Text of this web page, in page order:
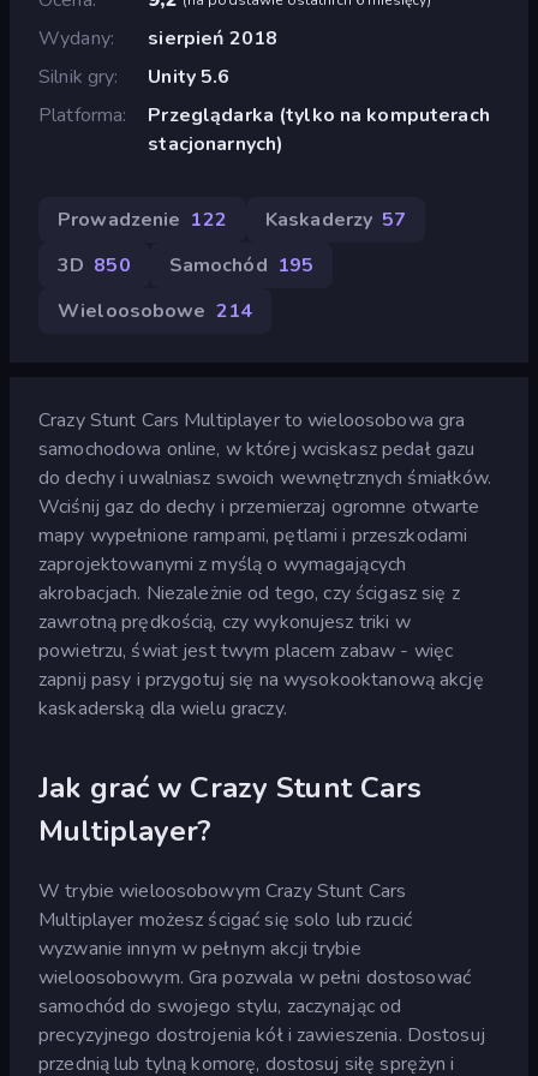
Wydany
sierpień 2018
Silnik gry
Unity 5.6
Platforma
Przeglądarka (tylko na komputerach
stacjonarnych)
Prowadzenie 122 Kaskaderzy 57
3D 850 Samochód 195
Wieloosobowe 214
Crazy Stunt Cars Multiplayer to wieloosobowa gra
samochodowa online, w której wciskasz pedał gazu
do dechy i uwalniasz swoich wewnętrznych śmiałków.
Wciśnij gaz do dechy i przemierzaj ogromne otwarte
mapy wypełnione rampami, pętlami i przeszkodami
zaprojektowanymi z myślą o wymagających
akrobacjach. Niezależnie od tego, czy ścigasz się z
zawrotną prędkością, czy wykonujesz triki w
powietrzu, świat jest twym placem zabaw - więc
zapnij pasy i przygotuj się na wysokooktanową akcję
kaskaderską dla wielu graczy.
Jak grać w Crazy Stunt Cars
Multiplayer?
W trybie wieloosobowym Crazy Stunt Cars
Multiplayer możesz ścigać się solo lub rzucić
wyzwanie innym w pełnym akcji trybie
wieloosobowym. Gra pozwala w pełni dostosować
samochód do swojego stylu, zaczynając od
precyzyjnego dostrojenia kół i zawieszenia. Dostosuj
przednią lub tylną komorę, dostosuj siłę sprężyn i